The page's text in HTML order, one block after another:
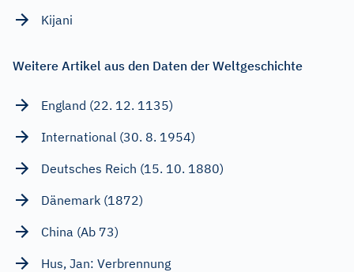
Kijani
Weitere Artikel aus den Daten der Weltgeschichte
England (22. 12. 1135)
International (30. 8. 1954)
Deutsches Reich (15. 10. 1880)
Dänemark (1872)
China (Ab 73)
Hus, Jan: Verbrennung